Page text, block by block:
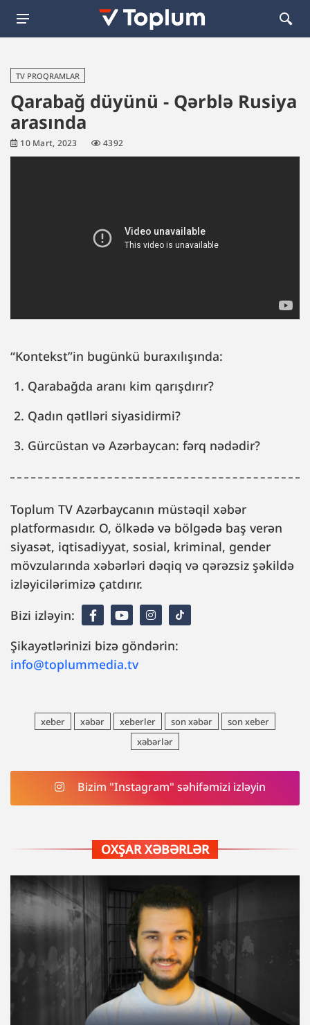
TV PROQRAMLAR
Qarabağ düyünü - Qərblə Rusiya
arasında
10 Mart, 2023 4392
“Kontekst”in bugünkü buraxılışında:
1. Qarabağda aranı kim qarışdırır?
2. Qadın qətlləri siyasidirmi?
3. Gürcüstan və Azərbaycan: fərq nədədir?
Toplum TV Azərbaycanın müstəqil xəbər
platformasıdır. O, ölkədə və bölgədə baş verən
siyasət, iqtisadiyyat, sosial, kriminal, gender
mövzularında xəbərləri dəqiq və qərəzsiz şəkildə
izləyicilərimizə çatdırır.
Bizi izləyin:
Şikayətlərinizi bizə göndərin:
info@toplummedia.tv
xeber xəbər xeberler son xəbər
son xeber
xəbərlər
Bizim "Instagram" səhifəmizi izləyin
OXŞAR XƏBƏRLƏR